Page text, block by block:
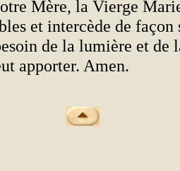
Mère, la Vierge
et intercède de façon
de la lumière et de
apporter. Amen.